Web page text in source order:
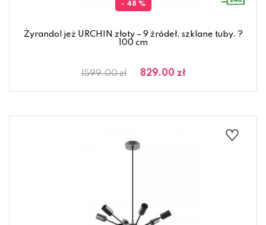
- 48 %
Żyrandol jeż URCHIN złoty – 9 źródeł, szklane tuby, ?
100 cm
1599.00 zł 829.00 zł